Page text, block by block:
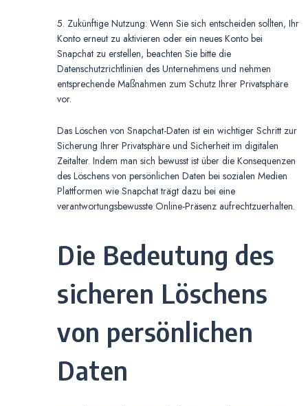
5. Zukünftige Nutzung: Wenn Sie sich entscheiden sollten, Ihr
Konto erneut zu aktivieren oder ein neues Konto bei
Snapchat zu erstellen, beachten Sie bitte die
Datenschutzrichtlinien des Unternehmens und nehmen
entsprechende Maßnahmen zum Schutz Ihrer Privatsphäre
vor.
Das Löschen von Snapchat-Daten ist ein wichtiger Schritt zur
Sicherung Ihrer Privatsphäre und Sicherheit im digitalen
Zeitalter. Indem man sich bewusst ist über die Konsequenzen
des Löschens von persönlichen Daten bei sozialen Medien
Plattformen wie Snapchat trägt dazu bei eine
verantwortungsbewusste Online-Präsenz aufrechtzuerhalten.
Die Bedeutung des
sicheren Löschens
von persönlichen
Daten